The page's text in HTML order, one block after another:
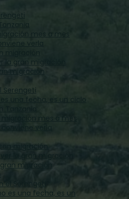
mes a mes
verla
migración
la gran migración
migración
Serengeti
una fecha, es un ciclo
mes a mes
verla
migración
la gran migración
migración
el Serengeti
es una fecha, es un